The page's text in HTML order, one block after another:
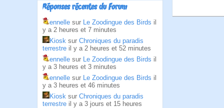
Réponses récentes du Forum
ennelle sur Le Zoodingue des Birds il
y a 2 heures et 7 minutes
Kiosk sur Chroniques du paradis
terrestre il y a 2 heures et 52 minutes
ennelle sur Le Zoodingue des Birds il
y a 3 heures et 3 minutes
ennelle sur Le Zoodingue des Birds il
y a 3 heures et 46 minutes
Kiosk sur Chroniques du paradis
terrestre il y a 3 jours et 15 heures